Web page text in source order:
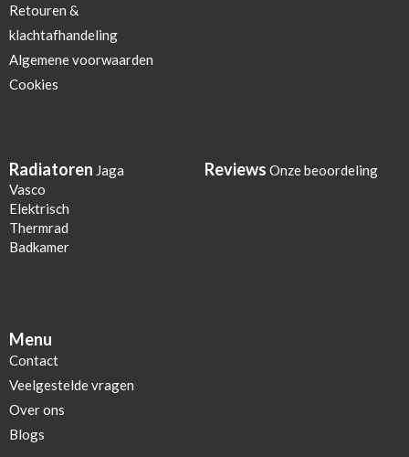
Menu
Contact
Veelgestelde vragen
Over ons
Blogs
Radiatoren Jaga
Vasco
Elektrisch
Thermrad
Badkamer
Retouren &
klachtafhandeling
Algemene voorwaarden
Cookies
Reviews Onze beoordeling